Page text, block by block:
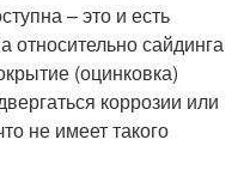
– это и есть
относительно сайдинга
(оцинковка)
коррозии или
не имеет такого